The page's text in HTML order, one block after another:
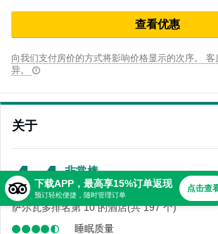
查⁠看优⁠惠
向我们支付房价的方式将影响价格显示的次序。
异。
关于
4.4 非常棒
3,272 条点评
萨尔瓦多排名第 10 的酒店(共 197 个)
睡眠质量
下载APP，最高享15%订单返现
预订轻松便捷，随时管理订单
点击查